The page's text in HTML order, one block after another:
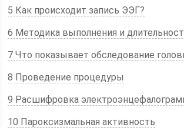
5 Как происходит запись ЭЭГ?
6 Методика выполнения и
7 Что показывает обследование
8 Проведение процедуры
9 Расшифровка
10 Пароксизмальная активность